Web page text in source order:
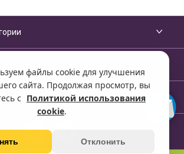
файлы cookie для улучшения
сайта. Продолжая просмотр, вы
с Политикой использования
cookie.
Отклонить